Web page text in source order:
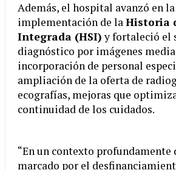
Además, el hospital avanzó en la
implementación de laHistoria
Integrada (HSI)y fortaleció el
diagnóstico por imágenes
incorporación de personal
ampliación de la oferta de
ecografías, mejoras que
continuidad de los cuidados.
“En un contexto profundamente
marcado por el